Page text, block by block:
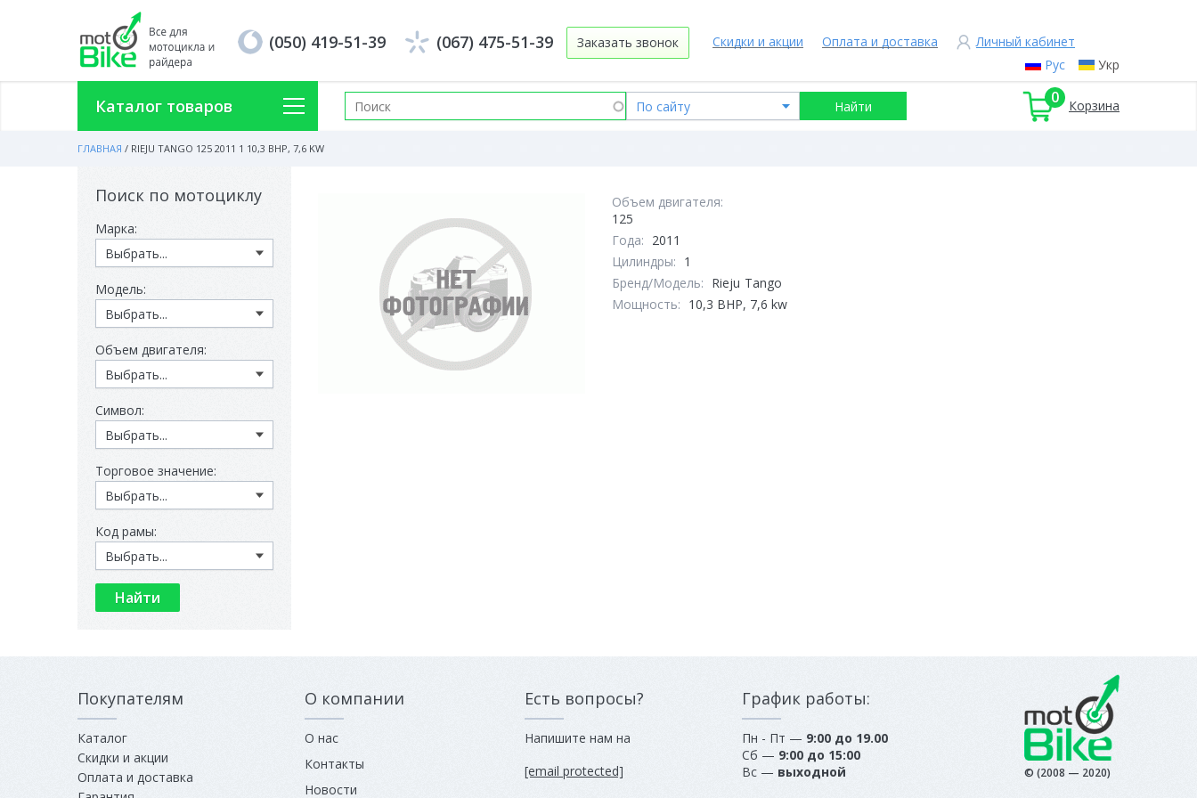
Рус Укр
Скидки и акции Оплата и доставка Личный кабинет
(050) 419-51-39 (067) 475-51-39 Заказать звонок
Каталог товаров 0 Корзина
ГЛАВНАЯ / RIEJU TANGO 125 2011 1 10,3 BHP, 7,6 KW
Объем двигателя:
125
Года: 2011
Цилиндры: 1
Бренд/Модель: Rieju Tango
Мощность: 10,3 BHP, 7,6 kw
Поиск по мотоциклу
Марка:
Модель:
Объем двигателя:
Символ:
Торговое значение:
Код рамы:
Покупателям
Каталог
Скидки и акции
Оплата и доставка
О компании
О нас
Контакты
Новости
Есть вопросы?
Напишите нам на
[email protected]
График работы:
Пн - Пт — 9:00 до 19.00
Сб — 9:00 до 15:00
Вс — выходной © (2008 — 2020)